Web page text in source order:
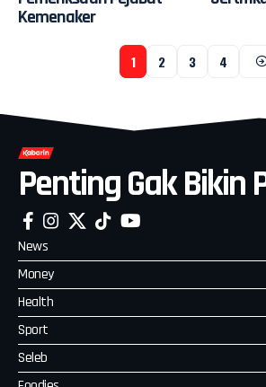
Kemenaker
1 2 3 4
Penting Gak Bikin
News
Money
Health
Sport
Seleb